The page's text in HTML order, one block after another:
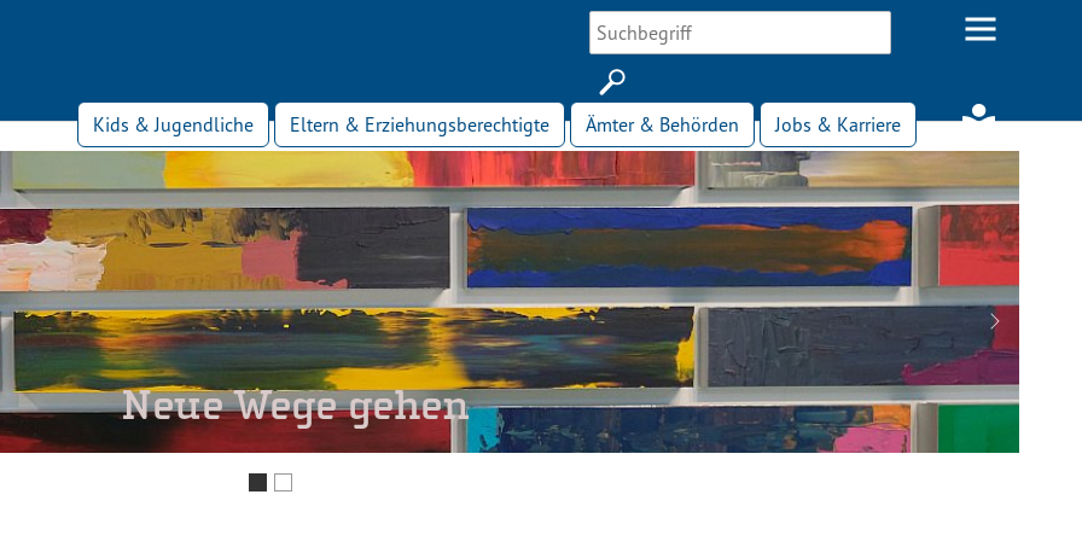
Kids & Jugendliche Eltern & Erziehungsberechtigte Ämter & Behörden Jobs & Karriere
Neue Wege gehen
Next